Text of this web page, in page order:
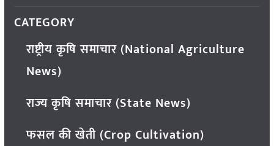
CATEGORY
राष्ट्रीय कृषि समाचार (National Agriculture
News)
राज्य कृषि समाचार (State News)
फसल की खेती (Crop Cultivation)